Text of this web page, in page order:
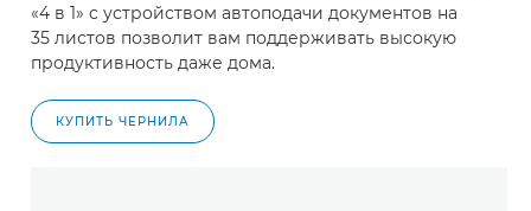
«4 в 1» с устройством автоподачи документов на
35 листов позволит вам поддерживать высокую
продуктивность даже дома.
КУПИТЬ ЧЕРНИЛА